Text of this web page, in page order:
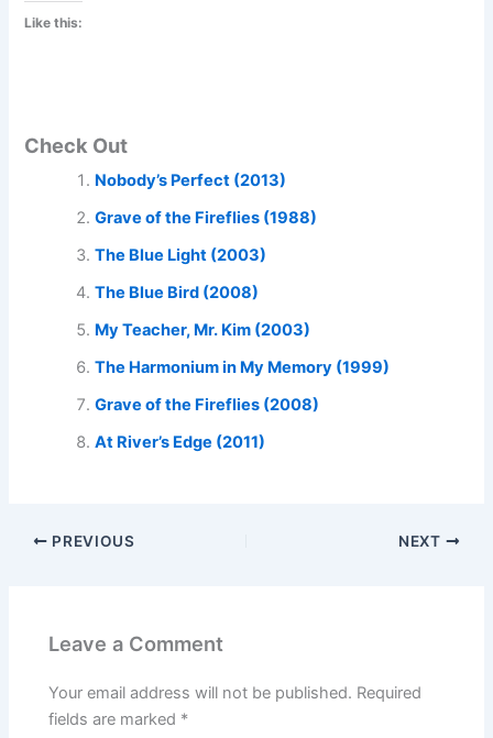
Like this:
Check Out
Nobody’s Perfect (2013)
Grave of the Fireflies (1988)
The Blue Light (2003)
The Blue Bird (2008)
My Teacher, Mr. Kim (2003)
The Harmonium in My Memory (1999)
Grave of the Fireflies (2008)
At River’s Edge (2011)
PREVIOUS NEXT
Leave a Comment
Your email address will not be published. Required
fields are marked *